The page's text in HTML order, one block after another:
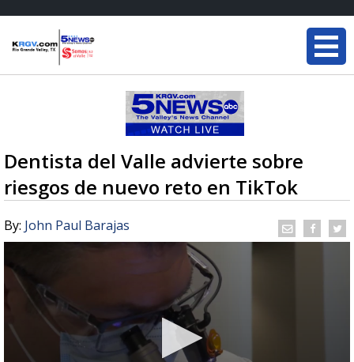
Dentista del Valle advierte sobre
riesgos de nuevo reto en TikTok
By: John Paul Barajas